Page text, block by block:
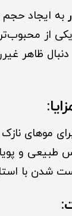
به ایجاد
از
ظاهر
موهای
طبیعی و پویا
شدن با